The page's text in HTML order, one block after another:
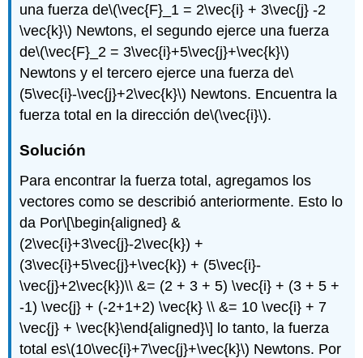
una fuerza de\(\vec{F}_1 = 2\vec{i} + 3\vec{j} -2
\vec{k}\) Newtons, el segundo ejerce una fuerza
de\(\vec{F}_2 = 3\vec{i}+5\vec{j}+\vec{k}\)
Newtons y el tercero ejerce una fuerza de\
(5\vec{i}-\vec{j}+2\vec{k}\) Newtons. Encuentra la
fuerza total en la dirección de\(\vec{i}\).
Solución
Para encontrar la fuerza total, agregamos los
vectores como se describió anteriormente. Esto lo
da Por\[\begin{aligned} &
(2\vec{i}+3\vec{j}-2\vec{k}) +
(3\vec{i}+5\vec{j}+\vec{k}) + (5\vec{i}-
\vec{j}+2\vec{k})\\ &= (2 + 3 + 5) \vec{i} + (3 + 5 +
-1) \vec{j} + (-2+1+2) \vec{k} \\ &= 10 \vec{i} + 7
\vec{j} + \vec{k}\end{aligned}\] lo tanto, la fuerza
total es\(10\vec{i}+7\vec{j}+\vec{k}\) Newtons. Por